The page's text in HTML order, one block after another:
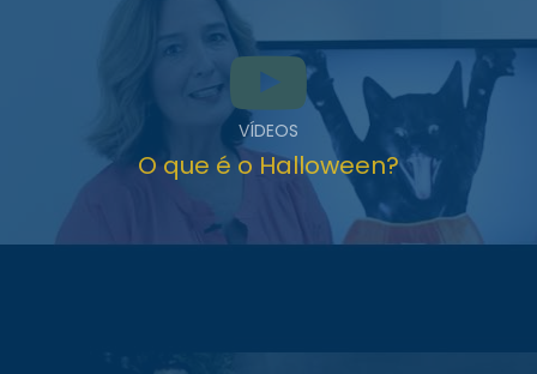
VÍDEOS
O que é o Halloween?